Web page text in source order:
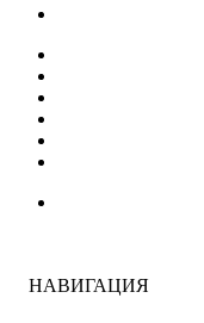
НАВИГАЦИЯ